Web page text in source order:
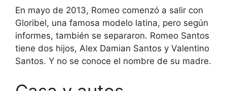
En mayo de 2013, Romeo comenzó a salir con
Gloribel, una famosa modelo latina, pero según
informes, también se separaron. Romeo Santos
tiene dos hijos, Alex Damian Santos y Valentino
Santos. Y no se conoce el nombre de su madre.